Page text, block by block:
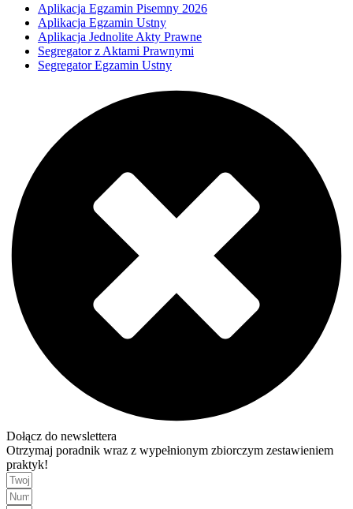
Aplikacja Egzamin Pisemny 2026
Aplikacja Egzamin Ustny
Aplikacja Jednolite Akty Prawne
Segregator z Aktami Prawnymi
Segregator Egzamin Ustny
Dołącz do newslettera
Otrzymaj poradnik wraz z wypełnionym zbiorczym zestawieniem
praktyk!